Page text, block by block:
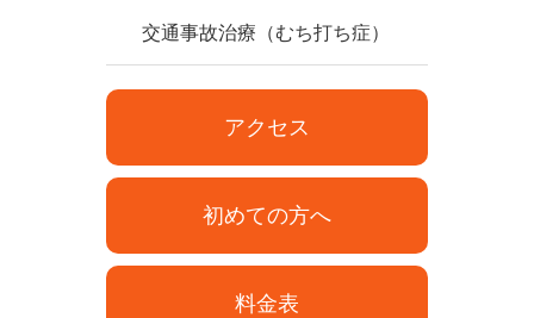
交通事故治療（むち打ち症）
アクセス
初めての方へ
料金表